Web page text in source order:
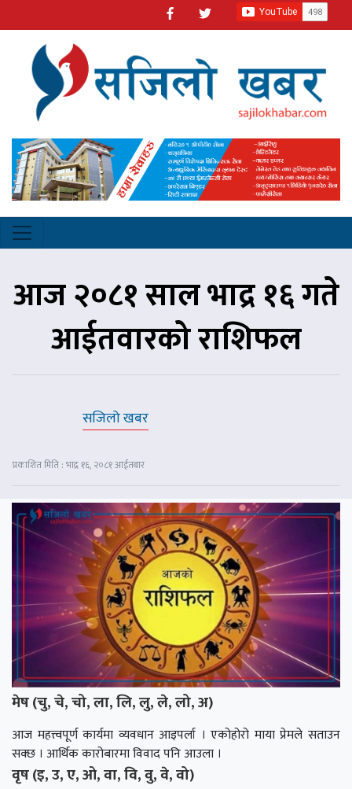
आज २०८१ साल भाद्र १६ गते
आईतवारको राशिफल
सजिलो खबर
प्रकाशित मिति : भाद्र १६, २०८१ आईतबार
मेष (चु, चे, चो, ला, लि, लु, ले, लो, अ)
आज महत्त्वपूर्ण कार्यमा व्यवधान आइपर्ला । एकोहोरो माया प्रेमले सताउन
सक्छ । आर्थिक कारोबारमा विवाद पनि आउला ।
वृष (इ, उ, ए, ओ, वा, वि, वु, वे, वो)